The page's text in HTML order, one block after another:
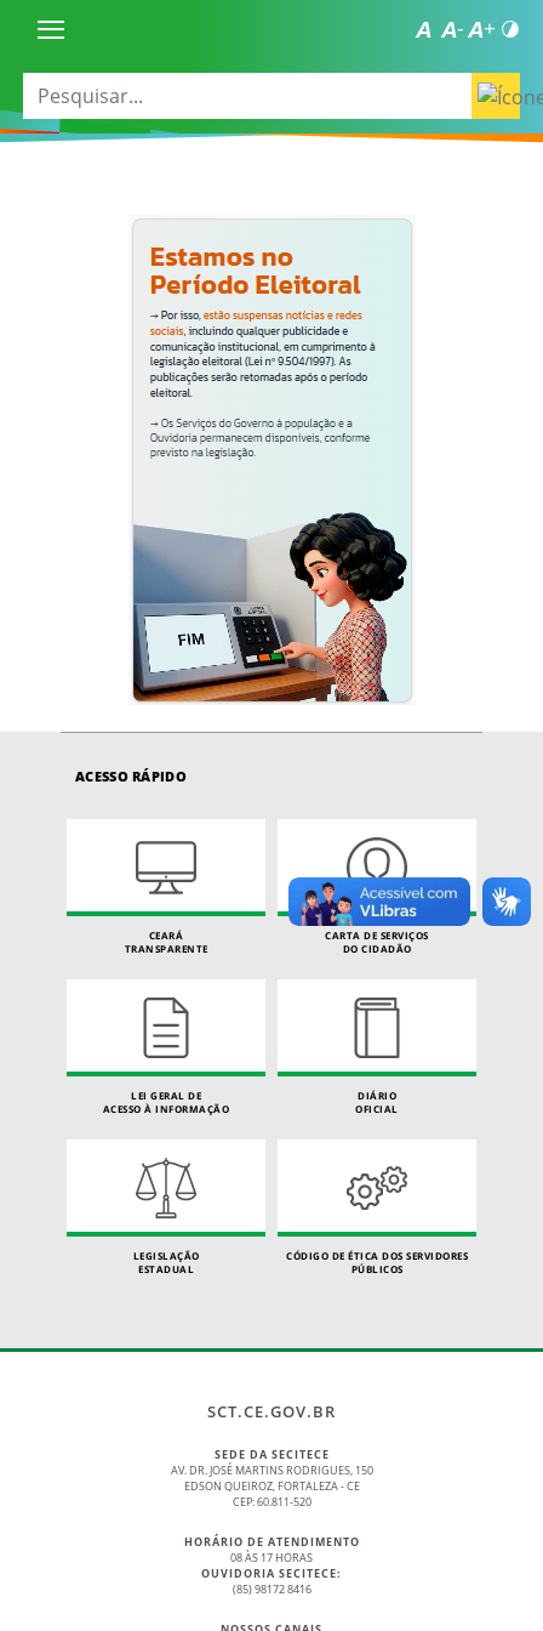
ACESSO RÁPIDO
CEARÁ
TRANSPARENTE
CARTA DE SERVIÇOS
DO CIDADÃO
LEI GERAL DE
ACESSO À INFORMAÇÃO
DIÁRIO
OFICIAL
LEGISLAÇÃO
ESTADUAL
CÓDIGO DE ÉTICA DOS SERVIDORES
PÚBLICOS
SCT.CE.GOV.BR
SEDE DA SECITECE
AV. DR. JOSÉ MARTINS RODRIGUES, 150
EDSON QUEIROZ, FORTALEZA - CE
CEP: 60.811-520
HORÁRIO DE ATENDIMENTO
08 ÀS 17 HORAS
OUVIDORIA SECITECE:
(85) 98172 8416